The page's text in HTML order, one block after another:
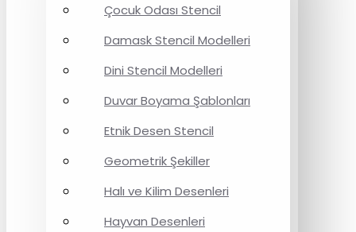
Çocuk Odası Stencil
Damask Stencil Modelleri
Dini Stencil Modelleri
Duvar Boyama Şablonları
Etnik Desen Stencil
Geometrik Şekiller
Halı ve Kilim Desenleri
Hayvan Desenleri